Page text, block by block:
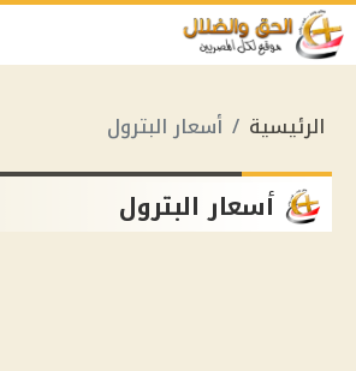
الرئيسية أسعار البترول
أسعار البترول